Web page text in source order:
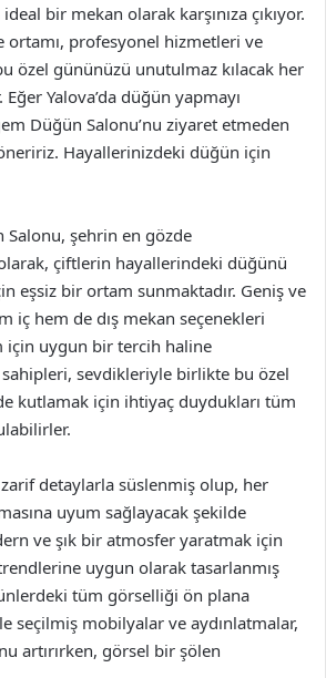
bir mekan olarak karşınıza çıkıyor.
ortamı, profesyonel hizmetleri ve
özel gününüzü unutulmaz kılacak her
Yalova’da düğün yapmayı
Düğün Salonu’nu ziyaret etmeden
Hayallerinizdeki düğün için
Salonu, şehrin en gözde
çiftlerin hayallerindeki düğünü
eşsiz bir ortam sunmaktadır. Geniş ve
iç hem de dış mekan seçenekleri
için uygun bir tercih haline
sevdikleriyle birlikte bu özel
kutlamak için ihtiyaç duydukları tüm
zarif detaylarla süslenmiş olup, her
uyum sağlayacak şekilde
ve şık bir atmosfer yaratmak için
uygun olarak tasarlanmış
tüm görselliği ön plana
seçilmiş mobilyalar ve aydınlatmalar,
artırırken, görsel bir şölen